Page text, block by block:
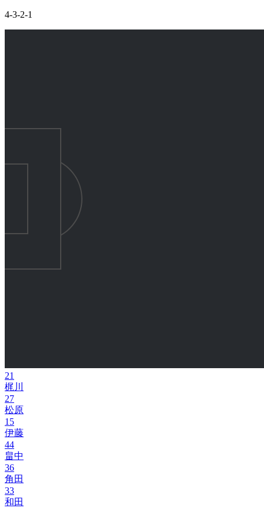
4-3-2-1
21
梶川
27
松原
15
伊藤
44
畠中
36
角田
33
和田